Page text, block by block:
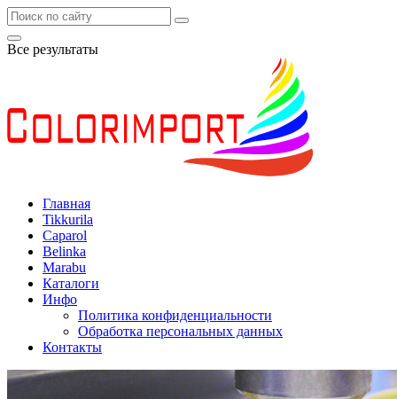
Все результаты
Главная
Tikkurila
Caparol
Belinka
Marabu
Каталоги
Инфо
Политика конфиденциальности
Обработка персональных данных
Контакты